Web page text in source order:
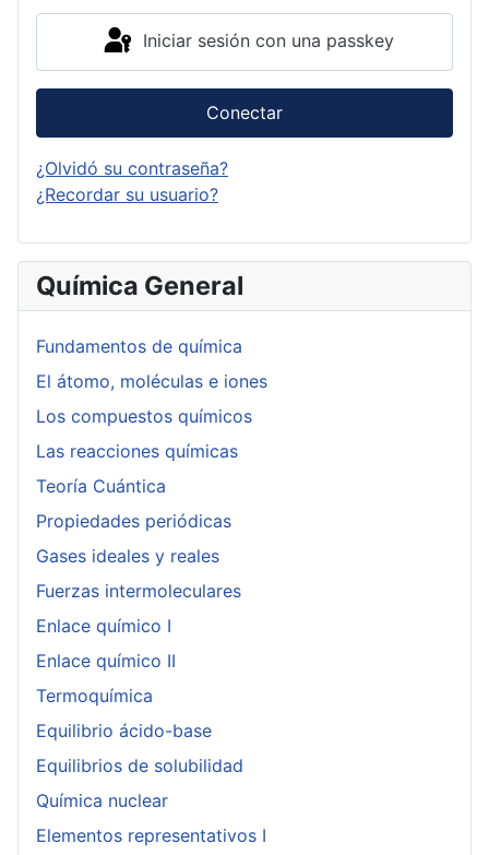
Iniciar sesión con una passkey
Conectar
¿Olvidó su contraseña?
¿Recordar su usuario?
Química General
Fundamentos de química
El átomo, moléculas e iones
Los compuestos químicos
Las reacciones químicas
Teoría Cuántica
Propiedades periódicas
Gases ideales y reales
Fuerzas intermoleculares
Enlace químico I
Enlace químico II
Termoquímica
Equilibrio ácido-base
Equilibrios de solubilidad
Química nuclear
Elementos representativos I